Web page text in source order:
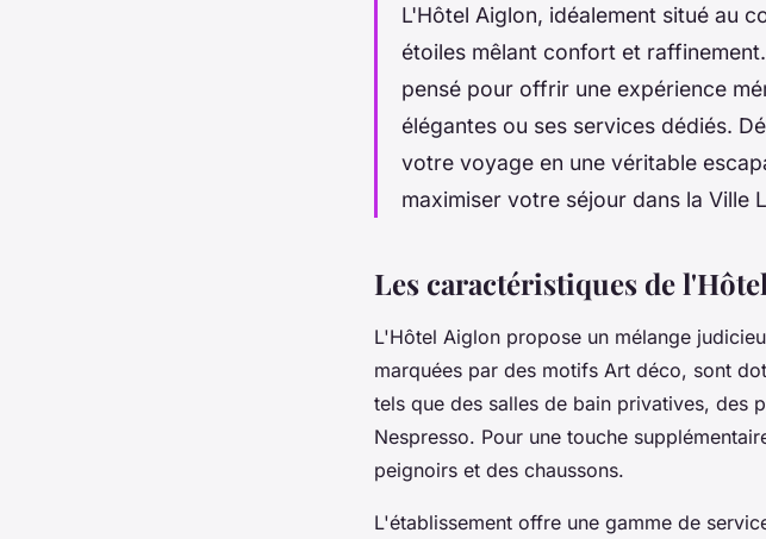
L'Hôtel Aiglon, idéalement situé au
étoiles mêlant confort et
pensé pour offrir une expérience
élégantes ou ses services dédiés.
votre voyage en une véritable
maximiser votre séjour dans la Ville
Les caractéristiques de
L'Hôtel Aiglon propose un mélange
marquées par des motifs Art déco, sont
tels que des salles de bain privatives, des
Nespresso. Pour une touche
peignoirs et des chaussons.
L'établissement offre une gamme de